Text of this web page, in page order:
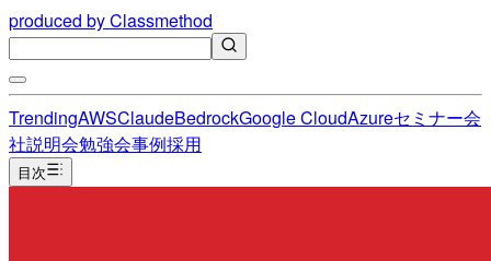
produced by Classmethod
TrendingAWSClaudeBedrockGoogle CloudAzureセミナー会
社説明会勉強会事例採用
目次